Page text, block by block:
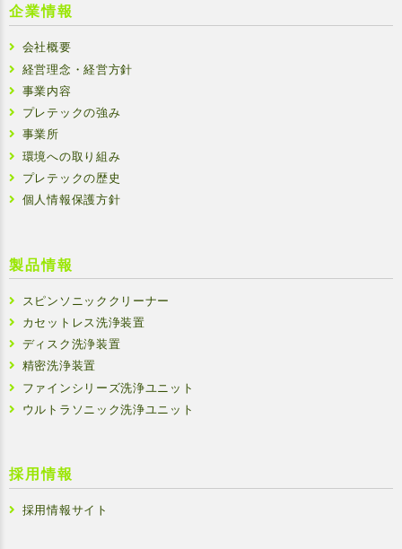
企業情報
会社概要
経営理念・経営方針
事業内容
プレテックの強み
事業所
環境への取り組み
プレテックの歴史
個人情報保護方針
製品情報
スピンソニッククリーナー
カセットレス洗浄装置
ディスク洗浄装置
精密洗浄装置
ファインシリーズ洗浄ユニット
ウルトラソニック洗浄ユニット
採用情報
採用情報サイト